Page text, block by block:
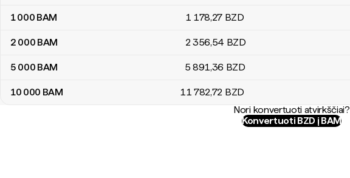
1 000 BAM 1 178,27 BZD
2 000 BAM 2 356,54 BZD
5 000 BAM 5 891,36 BZD
10 000 BAM 11 782,72 BZD
Nori konvertuoti atvirkščiai?
Konvertuoti BZD į BAM